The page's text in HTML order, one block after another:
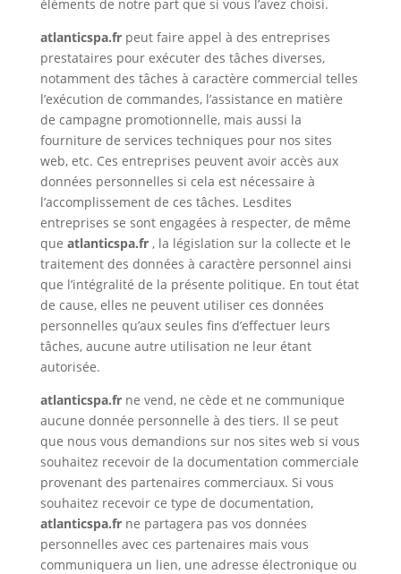
éléments de notre part que si vous l’avez choisi.
atlanticspa.fr peut faire appel à des entreprises
prestataires pour exécuter des tâches diverses,
notamment des tâches à caractère commercial telles
l’exécution de commandes, l’assistance en matière
de campagne promotionnelle, mais aussi la
fourniture de services techniques pour nos sites
web, etc. Ces entreprises peuvent avoir accès aux
données personnelles si cela est nécessaire à
l’accomplissement de ces tâches. Lesdites
entreprises se sont engagées à respecter, de même
que atlanticspa.fr, la législation sur la collecte et le
traitement des données à caractère personnel ainsi
que l’intégralité de la présente politique. En tout état
de cause, elles ne peuvent utiliser ces données
personnelles qu’aux seules fins d’effectuer leurs
tâches, aucune autre utilisation ne leur étant
autorisée.
atlanticspa.fr ne vend, ne cède et ne communique
aucune donnée personnelle à des tiers. Il se peut
que nous vous demandions sur nos sites web si vous
souhaitez recevoir de la documentation commerciale
provenant des partenaires commerciaux. Si vous
souhaitez recevoir ce type de documentation,
atlanticspa.frne partagera pas vos données
personnelles avec ces partenaires mais vous
communiquera un lien, une adresse électronique ou